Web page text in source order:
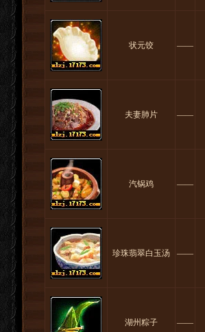
状元饺 ――
夫妻肺片 ――
汽锅鸡 ――
珍珠翡翠白玉汤 ――
湖州粽子 ――